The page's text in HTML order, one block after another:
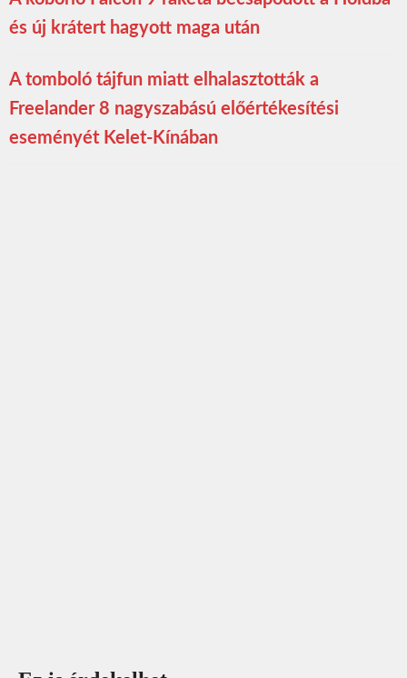
és új krátert hagyott maga után
A tomboló tájfun miatt elhalasztották a
Freelander 8 nagyszabású előértékesítési
eseményét Kelet-Kínában